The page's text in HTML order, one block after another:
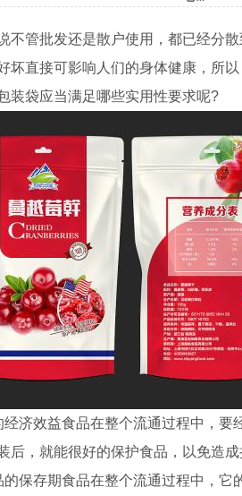
不管批发还是散户使用，都已经分
坏直接可影响人们的身体健康，所
装袋应当满足哪些实用性要求呢?
济效益食品在整个流通过程中，要
，就能很好的保护食品，以免造成
保存期食品在整个流通过程中，它